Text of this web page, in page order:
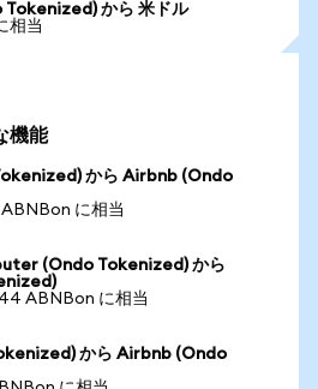
から 米ドル
相当
機能
から Airbnb (Ondo
ABNBon に相当
(Ondo Tokenized) から
ABNBon に相当
から Airbnb (Ondo